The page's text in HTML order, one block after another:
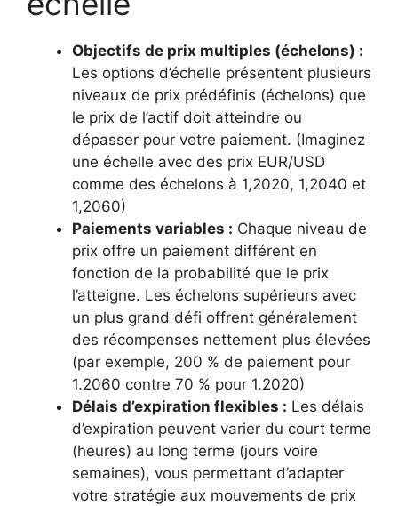
Objectifs de prix multiples (échelons) :
Les options d’échelle présentent plusieurs
niveaux de prix prédéfinis (échelons) que
le prix de l’actif doit atteindre ou
dépasser pour votre paiement. (Imaginez
une échelle avec des prix EUR/USD
comme des échelons à 1,2020, 1,2040 et
1,2060)
Paiements variables : Chaque niveau de
prix offre un paiement différent en
fonction de la probabilité que le prix
l’atteigne. Les échelons supérieurs avec
un plus grand défi offrent généralement
des récompenses nettement plus élevées
(par exemple, 200 % de paiement pour
1.2060 contre 70 % pour 1.2020)
Délais d’expiration flexibles : Les délais
d’expiration peuvent varier du court terme
(heures) au long terme (jours voire
semaines), vous permettant d’adapter
votre stratégie aux mouvements de prix